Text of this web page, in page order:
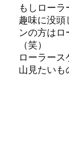
もしローラ
趣味に没頭
ンの方はロ
（笑）
ローラー
山見たいも